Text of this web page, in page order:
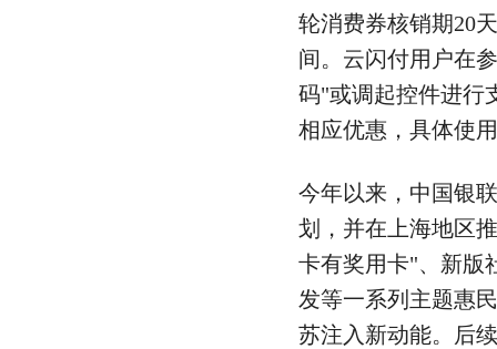
轮消费券核销期20
间。云闪付用户在
码"或调起控件进行
相应优惠，具体使
今年以来，中国银
划，并在上海地区
卡有奖用卡"、新版
发等一系列主题惠
苏注入新动能。后